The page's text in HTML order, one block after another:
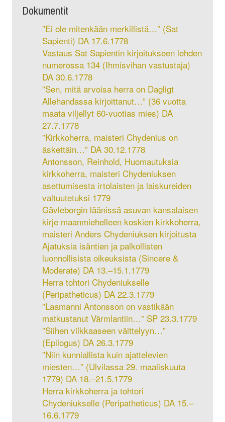
Dokumentit
”Ei ole mitenkään merkillistä…” (Sat
Sapienti) DA 17.6.1778
Vastaus Sat Sapientin kirjoitukseen lehden
numerossa 134 (Ihmisvihan vastustaja)
DA 30.6.1778
”Sen, mitä arvoisa herra on Dagligt
Allehandassa kirjoittanut…” (36 vuotta
maata viljellyt 60-vuotias mies) DA
27.7.1778
”Kirkkoherra, maisteri Chydenius on
äskettäin…” DA 30.12.1778
Antonsson, Reinhold, Huomautuksia
kirkkoherra, maisteri Chydeniuksen
asettumisesta irtolaisten ja laiskureiden
valtuutetuksi 1779
Gävleborgin läänissä asuvan kansalaisen
kirje maanmiehelleen koskien kirkkoherra,
maisteri Anders Chydeniuksen kirjoitusta
Ajatuksia isäntien ja palkollisten
luonnollisista oikeuksista (Sincere &
Moderate) DA 13.–15.1.1779
Herra tohtori Chydeniukselle
(Peripatheticus) DA 22.3.1779
”Laamanni Antonsson on vastikään
matkustanut Värmlantiin…” SP 23.3.1779
”Siihen vilkkaaseen väittelyyn…”
(Epilogus) DA 26.3.1779
”Niin kunniallista kuin ajattelevien
miesten…” (Ulvilassa 29. maaliskuuta
1779) DA 18.–21.5.1779
Herra kirkkoherra ja tohtori
Chydeniukselle (Peripatheticus) DA 15.–
16.6.1779